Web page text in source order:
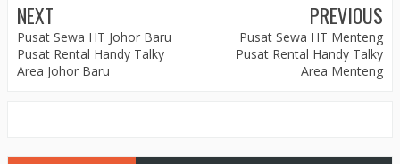
NEXT
Pusat Sewa HT Johor Baru
Pusat Rental Handy Talky
Area Johor Baru
PREVIOUS
Pusat Sewa HT Menteng
Pusat Rental Handy Talky
Area Menteng